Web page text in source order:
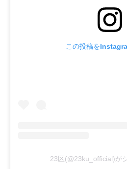
この投稿を
23区(@23ku_official)が